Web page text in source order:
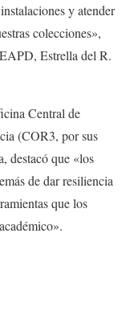
y atender
colecciones»,
Estrella del R.
Central de
(COR3, por sus
destacó que «los
de dar resiliencia
que los